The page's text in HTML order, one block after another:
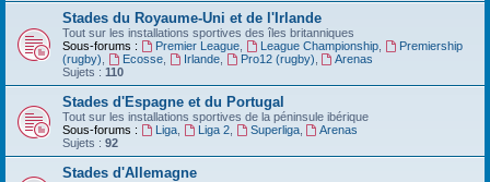
e
Stades du Royaume-Uni et de l'Irlande
Tout sur les installations sportives des îles britanniques
Sous-forums :
Premier League, League Championship,
Premiership
(rugby)
Ecosse, Irlande, Pro12 (rugby)
Arenas
Sujets : 110
Stades d'Espagne et du Portugal
Tout sur les installations sportives de la péninsule ibérique
Sous-forums :
Liga, Liga 2, Superliga,
Arenas
Sujets : 92
Stades d'Allemagne